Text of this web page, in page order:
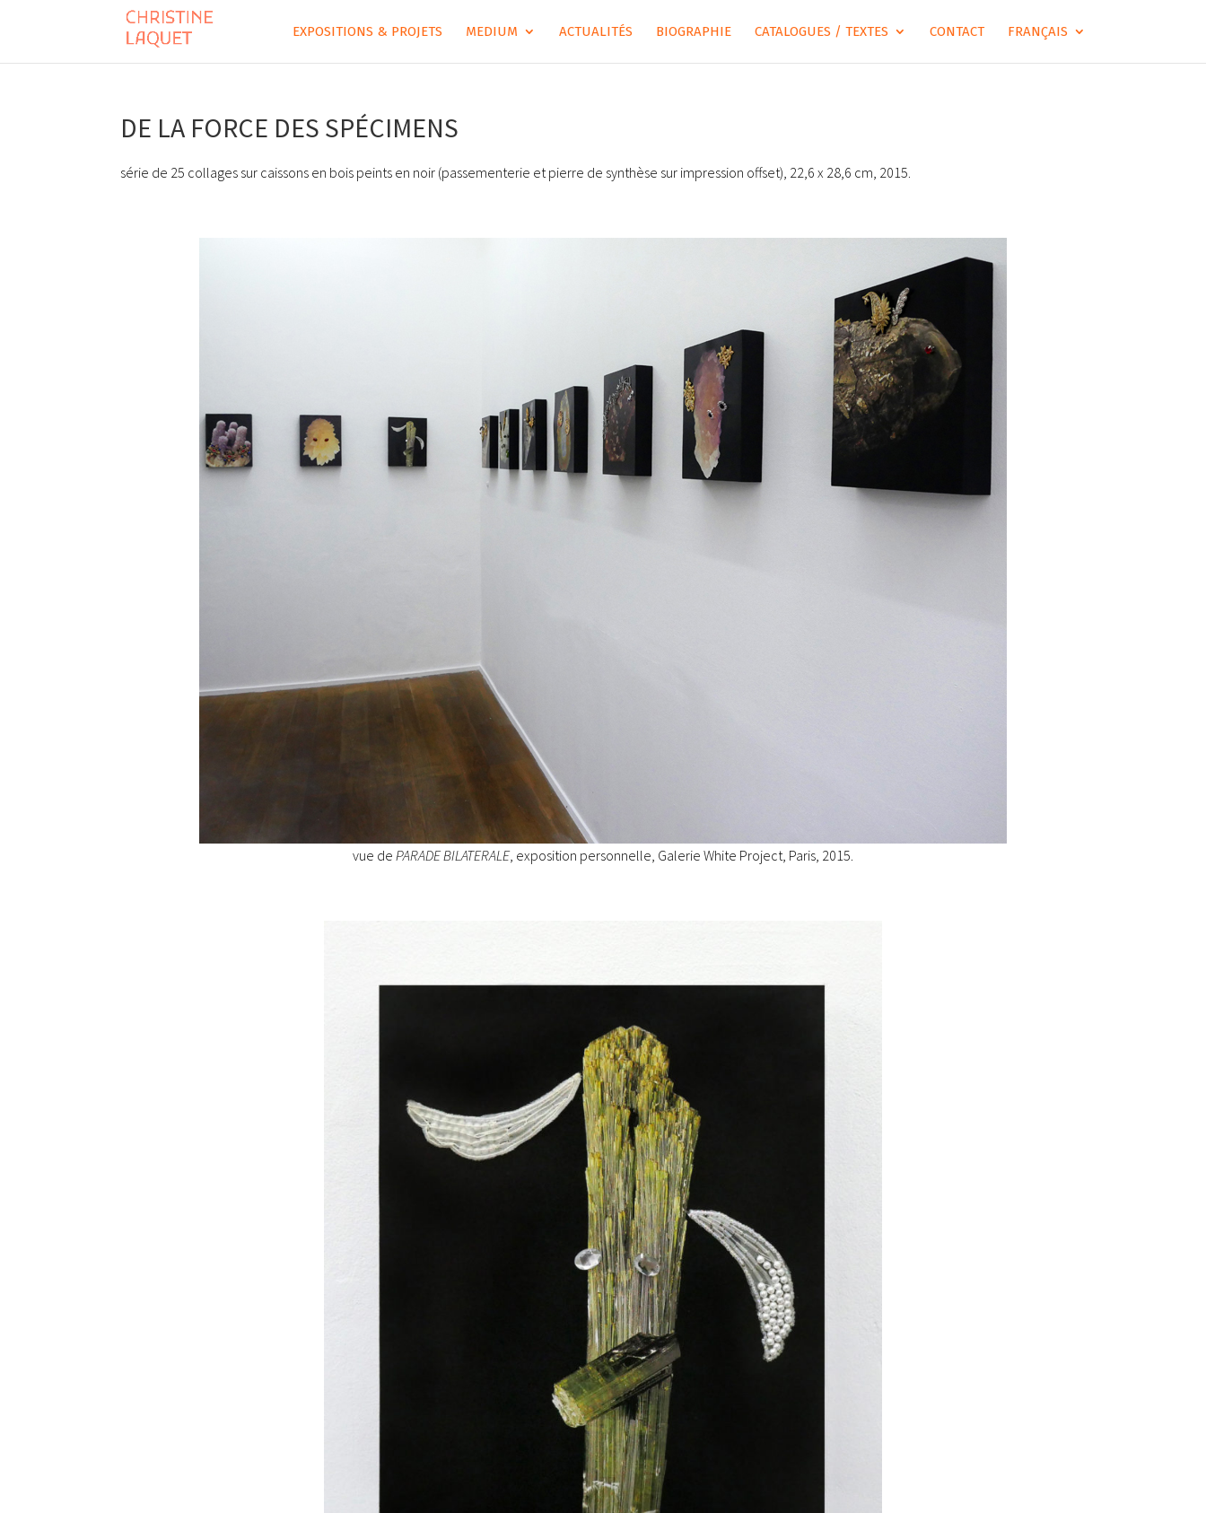
EXPOSITIONS & PROJETS MEDIUM ACTUALITÉS BIOGRAPHIE CATALOGUES / TEXTES CONTACT FRANÇAIS
DE LA FORCE DES SPÉCIMENS
série de 25 collages sur caissons en bois peints en noir (passementerie et pierre de synthèse sur impression offset), 22,6 x 28,6 cm, 2015.
vue de PARADE BILATERALE, exposition personnelle, Galerie White Project, Paris, 2015.